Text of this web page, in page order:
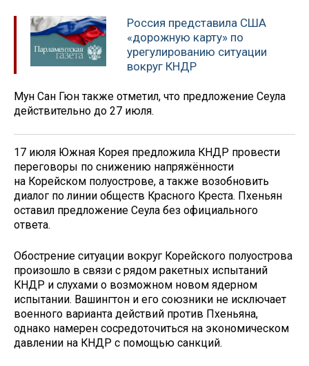
Россия представила США
«дорожную карту» по
урегулированию ситуации
вокруг КНДР
Мун Сан Гюн также отметил, что предложение Сеула
действительно до 27 июля.
17 июля Южная Корея предложила КНДР провести
переговоры по снижению напряжённости
на Корейском полуострове, а также возобновить
диалог по линии обществ Красного Креста. Пхеньян
оставил предложение Сеула без официального
ответа.
Обострение ситуации вокруг Корейского полуострова
произошло в связи с рядом ракетных испытаний
КНДР и слухами о возможном новом ядерном
испытании. Вашингтон и его союзники не исключает
военного варианта действий против Пхеньяна,
однако намерен сосредоточиться на экономическом
давлении на КНДР с помощью санкций.